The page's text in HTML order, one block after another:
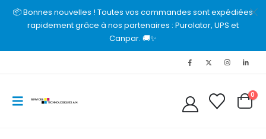
📦 Bonnes nouvelles ! Toutes vos commandes sont expédiées
rapidement grâce à nos partenaires : Purolator, UPS et
Canpar. 🚚✨
0